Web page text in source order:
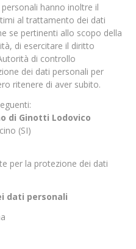
hanno inoltre il
al trattamento dei dati
se pertinenti allo scopo della
di esercitare il diritto
di controllo
dei dati personali per
ritenere di aver subito.
di Ginotti Lodovico
(SI)
per la protezione dei dati
dati personali